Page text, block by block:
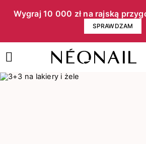
Wygraj 10 000 zł na rajską
SPRAWDZAM